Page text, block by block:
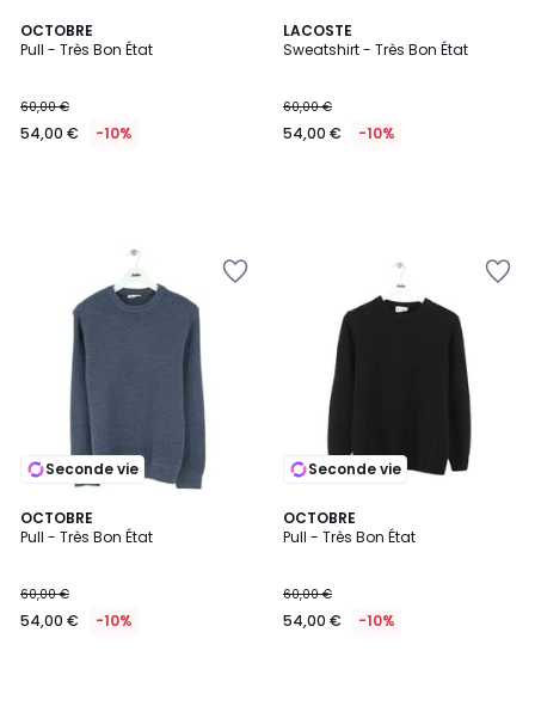
OCTOBRE
Pull - Très Bon État
60,00 €
54,00 € -10%
LACOSTE
Sweatshirt - Très Bon État
60,00 €
54,00 € -10%
Seconde vie
OCTOBRE
Pull - Très Bon État
60,00 €
54,00 € -10%
Seconde vie
OCTOBRE
Pull - Très Bon État
60,00 €
54,00 € -10%